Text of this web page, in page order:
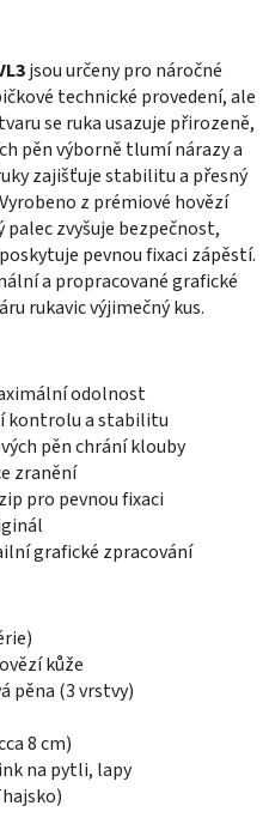
jsou určeny pro náročné
technické provedení, ale
se ruka usazuje přirozeně,
pěn výborně tlumí nárazy a
zajišťuje stabilitu a přesný
z prémiové hovězí
palec zvyšuje bezpečnost,
pevnou fixaci zápěstí.
a propracované grafické
rukavic výjimečný kus.
odolnost
kontrolu a stabilitu
pěn chrání klouby
zranění
pro pevnou fixaci
grafické zpracování
kůže
pěna (3 vrstvy)
8 cm)
na pytli, lapy